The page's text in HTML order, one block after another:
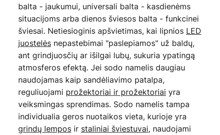
balta - jaukumui, universali balta - kasdienėms
situacijoms arba dienos šviesos balta - funkcinei
šviesai. Netiesioginis apšvietimas, kai lipnios LED
juostelėsnepastebimai "paslepiamos" už baldų,
ant grindjuosčių ar išilgai lubų, sukuria ypatingą
atmosferos efektą. Jei sodo namelis daugiau
naudojamas kaip sandėliavimo patalpa,
reguliuojami prožektoriai ir prožektoriai yra
veiksmingas sprendimas. Sodo namelis tampa
individualia geros nuotaikos vieta, kurioje yra
grindų lemposir staliniai šviestuvai, naudojami